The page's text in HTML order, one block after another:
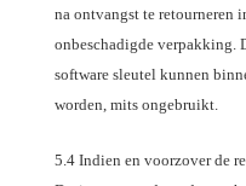
na ontvangst te retourneren
onbeschadigde verpakking.
software sleutel kunnen
worden, mits ongebruikt.
5.4 Indien en voorzover de